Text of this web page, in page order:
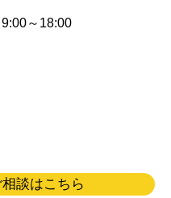
～18:00
談はこちら